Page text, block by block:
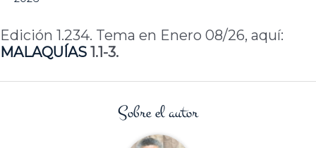
Edición 1.234. Tema en Enero 08/26, aquí:
MALAQUÍAS 1.1-3.
Sobre el autor